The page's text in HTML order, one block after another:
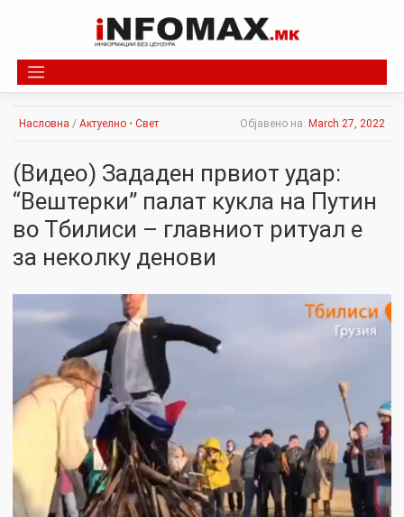
Насловна / Актуелно • Свет Објавено на: March 27, 2022
(Видео) Зададен првиот удар:
“Вештерки” палат кукла на Путин
во Тбилиси – главниот ритуал е
за неколку денови